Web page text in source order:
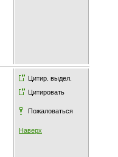
Цитир. выдел.
Цитировать
Пожаловаться
Наверх